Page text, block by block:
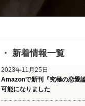
・ 新着情報一覧
2023年11月25日
Amazonで新刊『究極の恋愛
可能になりました